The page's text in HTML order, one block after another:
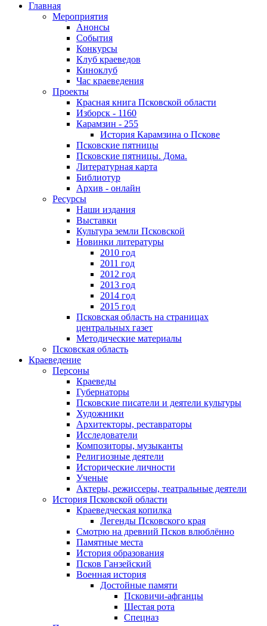
Главная
Мероприятия
Анонсы
События
Конкурсы
Клуб краеведов
Киноклуб
Час краеведения
Проекты
Красная книга Псковской области
Изборск - 1160
Карамзин - 255
История Карамзина о Пскове
Псковские пятницы
Псковские пятницы. Дома.
Литературная карта
Библиотур
Архив - онлайн
Ресурсы
Наши издания
Выставки
Культура земли Псковской
Новинки литературы
2010 год
2011 год
2012 год
2013 год
2014 год
2015 год
Псковская область на страницах
центральных газет
Методические материалы
Псковская область
Краеведение
Персоны
Краеведы
Губернаторы
Псковские писатели и деятели культуры
Художники
Архитекторы, реставраторы
Исследователи
Композиторы, музыканты
Религиозные деятели
Исторические личности
Ученые
Актеры, режиссеры, театральные деятели
История Псковской области
Краеведческая копилка
Легенды Псковского края
Смотрю на древний Псков влюблённо
Памятные места
История образования
Псков Ганзейский
Военная история
Достойные памяти
Псковичи-афганцы
Шестая рота
Спецназ